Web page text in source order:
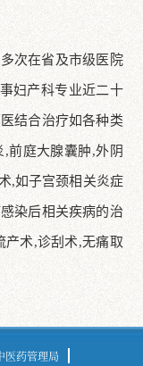
次在省及市级医院
妇产科专业近二十
结合治疗如各种类
前庭大腺囊肿,外阴
,如子宫颈相关炎症
染后相关疾病的治
产术,诊刮术,无痛取
医药管理局